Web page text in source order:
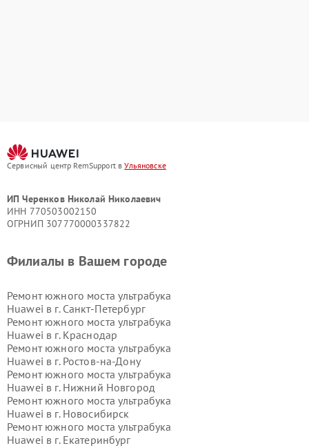
Сервисный центр RemSupport вУльяновске
ИП Черенков Николай Николаевич
ИНН 770503002150
ОГРНИП 307770000337822
Филиалы в Вашем городе
Ремонт южного моста ультрабука
Huawei в г. Санкт-Петербург
Ремонт южного моста ультрабука
Huawei в г. Краснодар
Ремонт южного моста ультрабука
Huawei в г. Ростов-на-Дону
Ремонт южного моста ультрабука
Huawei в г. Нижний Новгород
Ремонт южного моста ультрабука
Huawei в г. Новосибирск
Ремонт южного моста ультрабука
Huawei в г. Екатеринбург